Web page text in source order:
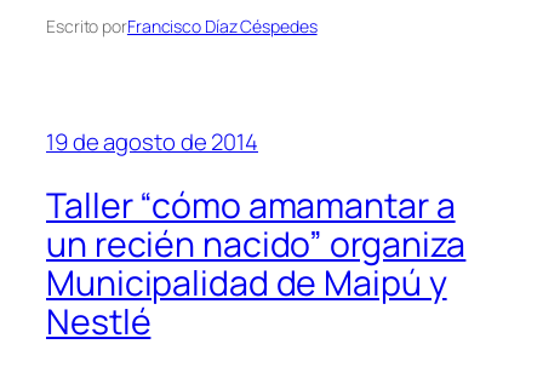
Escrito porFrancisco Díaz Céspedes
19 de agosto de 2014
Taller “cómo amamantar a
un recién nacido” organiza
Municipalidad de Maipú y
Nestlé